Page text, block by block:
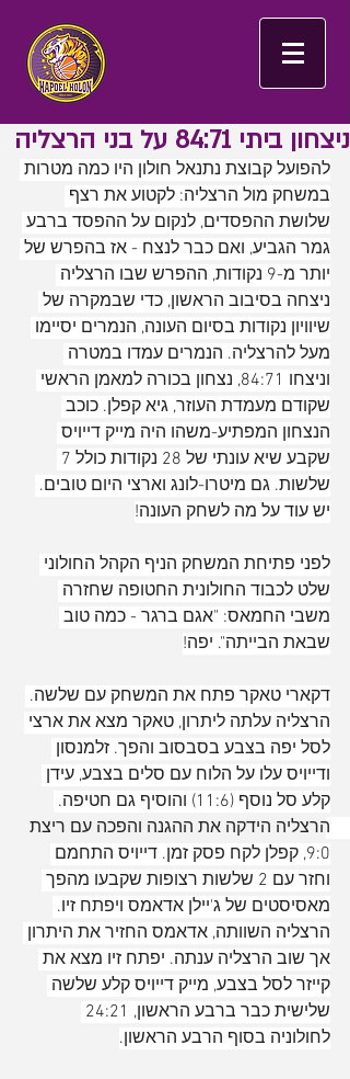
ניצחון ביתי 84:71 על בני הרצליה
להפועל קבוצת נתנאל חולון היו כמה מטרות
במשחק מול הרצליה: לקטוע את רצף
שלושת ההפסדים, לנקום על ההפסד ברבע
גמר הגביע, ואם כבר לנצח - אז בהפרש של
יותר מ-9 נקודות, ההפרש שבו הרצליה
ניצחה בסיבוב הראשון, כדי שבמקרה של
שיוויון נקודות בסיום העונה, הנמרים יסיימו
מעל להרצליה. הנמרים עמדו במטרה
וניצחו 84:71, נצחון בכורה למאמן הראשי
שקודם מעמדת העוזר, גיא קפלן. כוכב
הנצחון המפתיע-משהו היה מייק דייויס
שלשות. גם מיטרו-לונג וארצי היום טובים.
יש עוד על מה לשחק העונה!
לפני פתיחת המשחק הניף הקהל החולוני
שלט לכבוד החולונית החטופה שחזרה
משבי החמאס: "אגם ברגר - כמה טוב
שבאת הבייתה". יפה!
דקארי טאקר פתח את המשחק עם שלשה.
הרצליה עלתה ליתרון, טאקר מצא את ארצי
לסל יפה בצבע בסבסוב והפך. זלמנסון
ודייויס עלו על הלוח עם סלים בצבע, עידן
קלע סל נוסף (11:6) והוסיף גם חטיפה.
הרצליה הידקה את ההגנה והפכה עם ריצת
9:0, קפלן לקח פסק זמן. דייויס התחמם
וחזר עם 2 שלשות רצופות שקבעו מהפך
מאסיסטים של ג'יילן אדאמס ויפתח זיו.
הרצליה השוותה, אדאמס החזיר את היתרון
אך שוב הרצליה ענתה. יפתח זיו מצא את
קייזר לסל בצבע, מייק דייויס קלע שלשה
לחולוניה בסוף הרבע הראשון.